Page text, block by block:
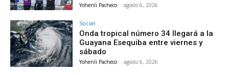
Yohenli Pacheco - agosto 6, 2026
Social
Onda tropical número 34 llegará a la
Guayana Esequiba entre viernes y
sábado
Yohenli Pacheco - agosto 6, 2026